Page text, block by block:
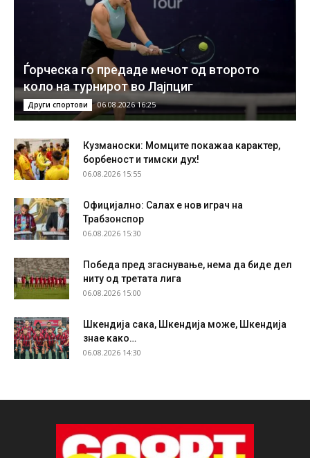
Ѓорческа го предаде мечот од второто
коло на турнирот во Лајпциг
Други спортови 06.08.2026 16:25
Кузманоски: Момците покажаа карактер,
борбеност и тимски дух!
06.08.2026 15:55
Официјално: Салах е нов играч на
Трабзонспор
06.08.2026 15:30
Победа пред згаснување, нема да биде дел
ниту од третата лига
06.08.2026 15:00
Шкендија сака, Шкендија може, Шкендија
знае како…
06.08.2026 14:30